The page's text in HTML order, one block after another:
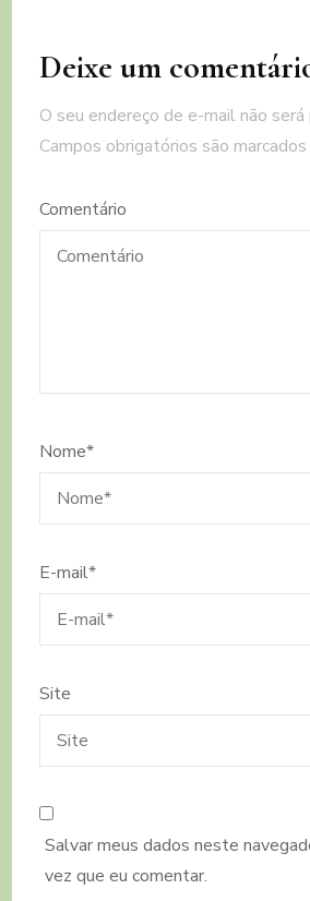
Deixe um
O seu endereço de e-mail não será
Campos obrigatórios são
Comentário
Nome*
E-mail*
Site
Salvar meus dados neste
vez que eu comentar.